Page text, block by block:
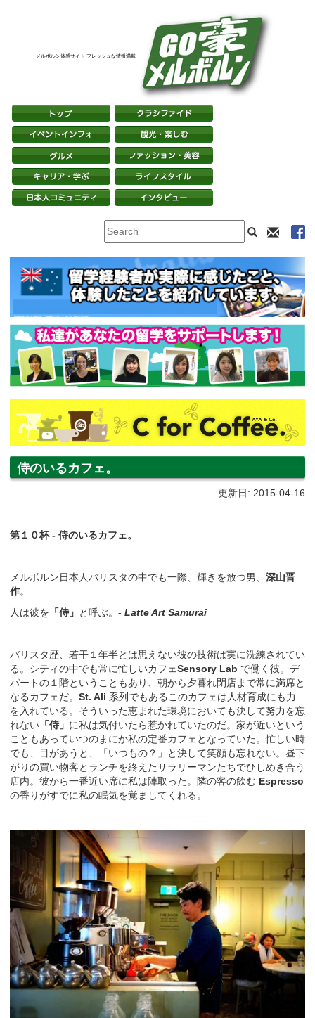
メルボルン体感サイト フレッシュな情報満載
侍のいるカフェ。
更新日: 2015-04-16
第１０杯 - 侍のいるカフェ。
メルボルン日本人バリスタの中でも一際、輝きを放つ男、 深山晋
作。
人は彼を 「侍」 と呼ぶ。- Latte Art Samurai
バリスタ歴、若干１年半とは思えない彼の技術は実に洗練されてい
る。シティの中でも常に忙しいカフェSensory Lab で働く彼。デ
パートの１階ということもあり、朝から夕暮れ閉店まで常に満席と
なるカフェだ。 St. Ali 系列でもあるこのカフェは人材育成にも力
を入れている。そういった恵まれた環境においても決して努力を忘
れない 「侍」 に私は気付いたら惹かれていたのだ。家が近いという
こともあっていつのまにか私の定番カフェとなっていた。忙しい時
でも、目があうと、「いつもの？」と決して笑顔も忘れない。昼下
がりの買い物客とランチを終えたサラリーマンたちでひしめき合う
店内。彼から一番近い席に私は陣取った。隣の客の飲む Espresso
の香りがすでに私の眠気を覚ましてくれる。